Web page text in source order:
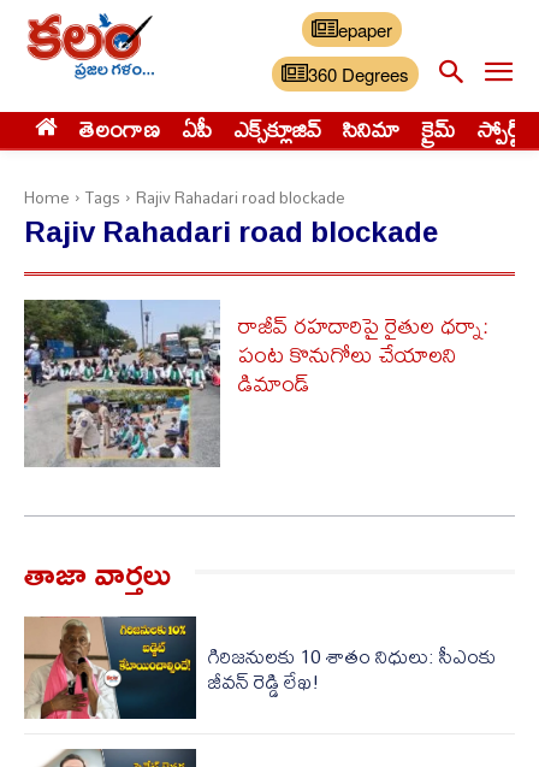
epaper
360 Degrees
తెలంగాణ ఏపీ ఎక్స్‌క్లూజివ్‌ సినిమా క్రైమ్ స్పోర్ట్స్
Home Tags Rajiv Rahadari road blockade
Rajiv Rahadari road blockade
రాజీవ్ రహదారిపై రైతుల ధర్నా:
పంట కొనుగోలు చేయాలని
డిమాండ్
తాజా వార్త‌లు
గిరిజనులకు 10 శాతం నిధులు: సీఎంకు
జీవన్ రెడ్డి లేఖ!